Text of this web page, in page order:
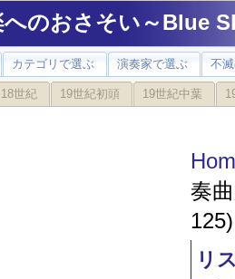
のおさそい～Blue
カテゴリで選ぶ 演奏家で選ぶ 不
18世紀 19世紀初頭 19世紀中葉
奏
125)
リ